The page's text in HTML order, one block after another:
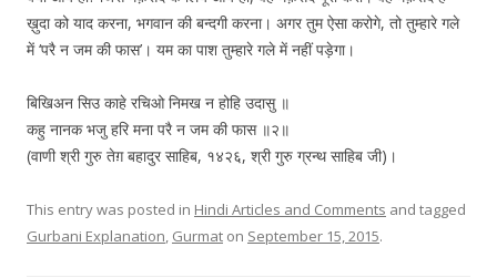
ख़ुदा को याद करना, भगवान की बन्दगी करना। अगर तुम ऐसा करोगे, तो तुम्हारे गले
में ‘परै न जम की फास’। यम का पाश तुम्हारे गले में नहीं पड़ेगा।
बिखिअन सिउ काहे रचिओ निमख न होहि उदासु ॥
कहु नानक भजु हरि मना परै न जम की फास ॥२॥
(वाणी श्री गुरु तेग़ बहादुर साहिब, १४२६, श्री गुरु ग्रन्थ साहिब जी)।
This entry was posted in Hindi Articles and Comments and tagged
Gurbani Explanation, Gurmat on September 15, 2015.